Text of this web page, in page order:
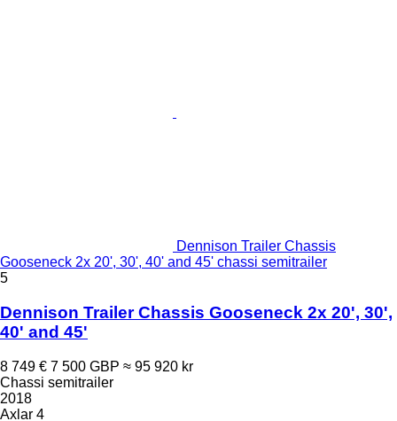
Dennison Trailer Chassis
Gooseneck 2x 20', 30', 40' and 45' chassi semitrailer
5
Dennison Trailer Chassis Gooseneck 2x 20', 30',
40' and 45'
8 749 € 7 500 GBP ≈ 95 920 kr
Chassi semitrailer
2018
Axlar 4